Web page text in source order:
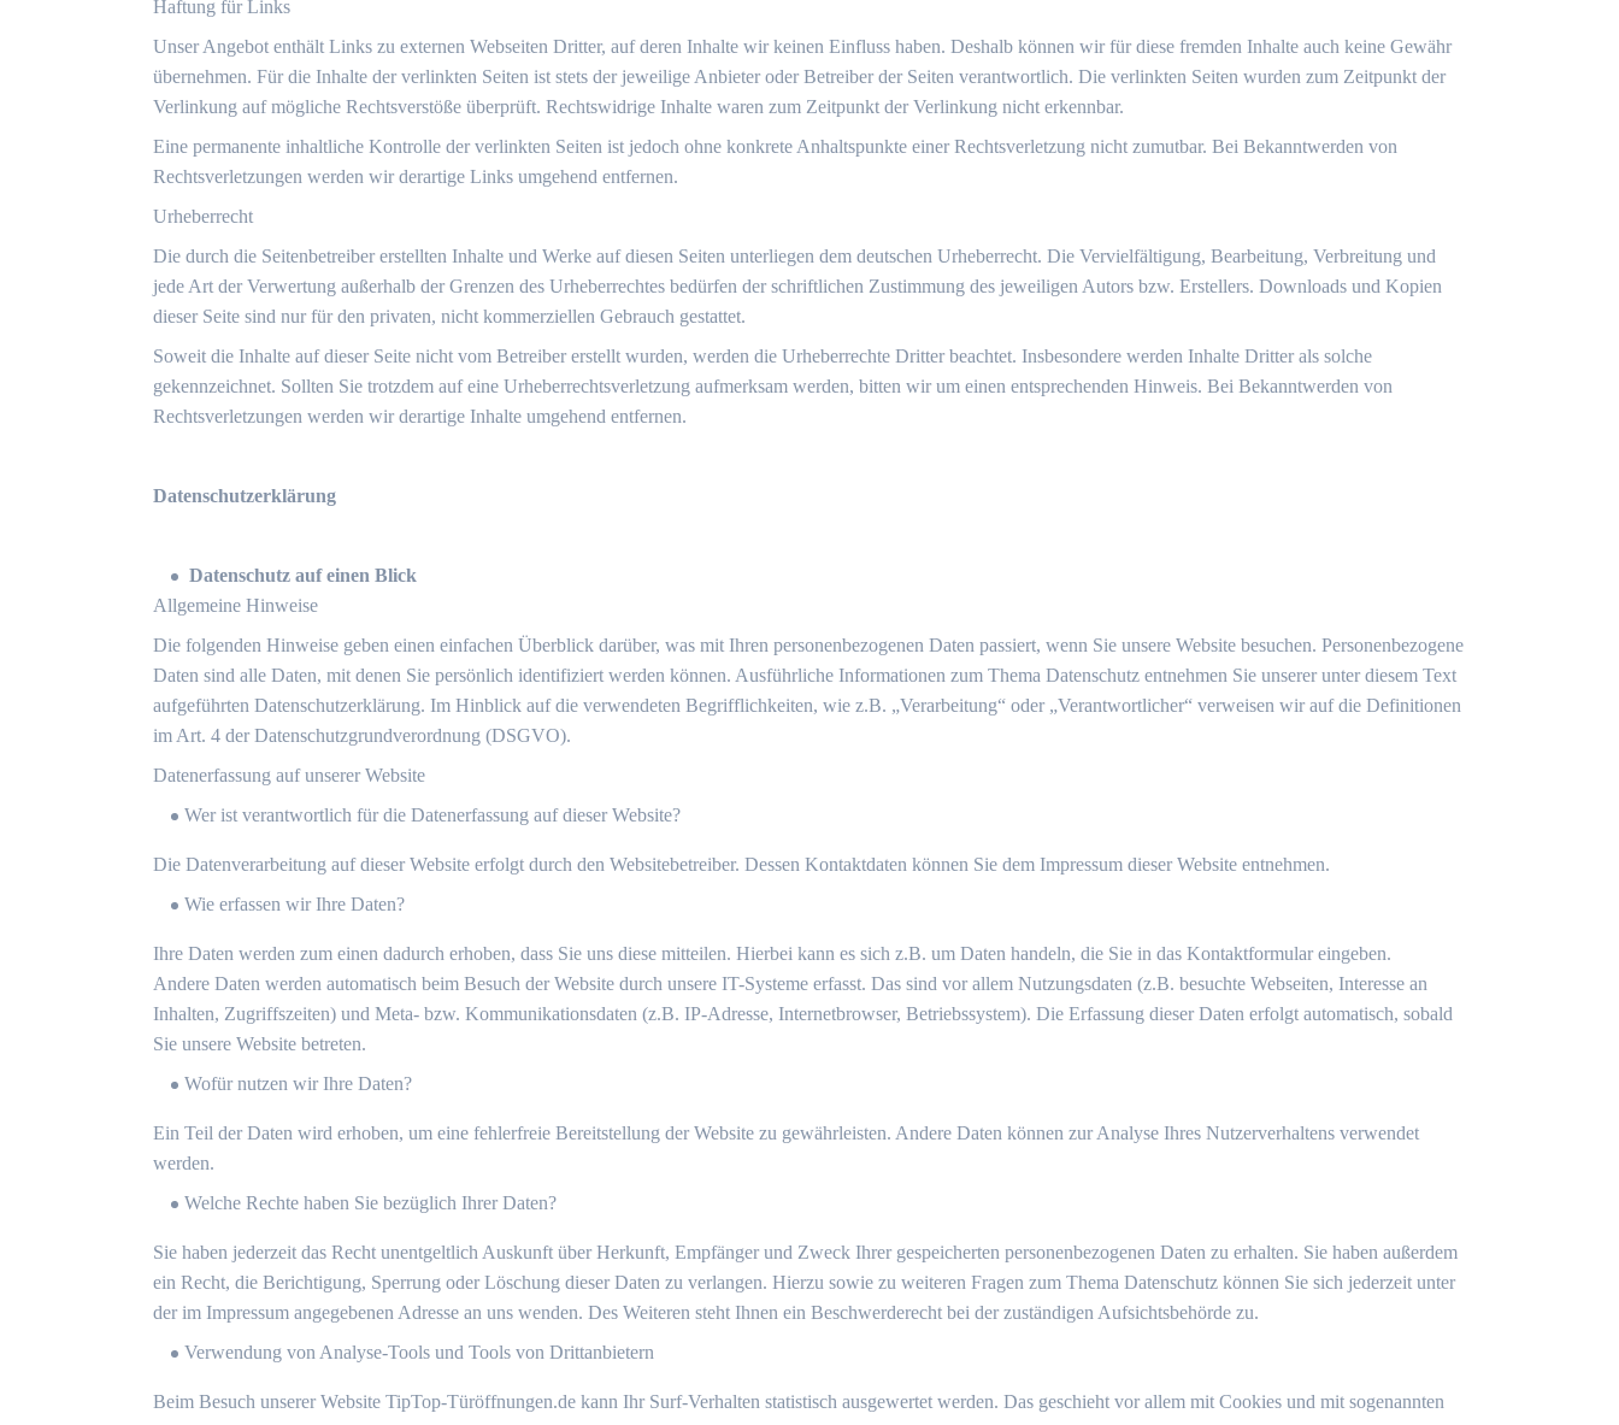
Haftung für Links
Unser Angebot enthält Links zu externen Webseiten Dritter, auf deren Inhalte wir keinen Einfluss haben. Deshalb können wir für diese fremden Inhalte auch keine Gewähr
übernehmen. Für die Inhalte der verlinkten Seiten ist stets der jeweilige Anbieter oder Betreiber der Seiten verantwortlich. Die verlinkten Seiten wurden zum Zeitpunkt der
Verlinkung auf mögliche Rechtsverstöße überprüft. Rechtswidrige Inhalte waren zum Zeitpunkt der Verlinkung nicht erkennbar.
Eine permanente inhaltliche Kontrolle der verlinkten Seiten ist jedoch ohne konkrete Anhaltspunkte einer Rechtsverletzung nicht zumutbar. Bei Bekanntwerden von
Rechtsverletzungen werden wir derartige Links umgehend entfernen.
Urheberrecht
Die durch die Seitenbetreiber erstellten Inhalte und Werke auf diesen Seiten unterliegen dem deutschen Urheberrecht. Die Vervielfältigung, Bearbeitung, Verbreitung und
jede Art der Verwertung außerhalb der Grenzen des Urheberrechtes bedürfen der schriftlichen Zustimmung des jeweiligen Autors bzw. Erstellers. Downloads und Kopien
dieser Seite sind nur für den privaten, nicht kommerziellen Gebrauch gestattet.
Soweit die Inhalte auf dieser Seite nicht vom Betreiber erstellt wurden, werden die Urheberrechte Dritter beachtet. Insbesondere werden Inhalte Dritter als solche
gekennzeichnet. Sollten Sie trotzdem auf eine Urheberrechtsverletzung aufmerksam werden, bitten wir um einen entsprechenden Hinweis. Bei Bekanntwerden von
Rechtsverletzungen werden wir derartige Inhalte umgehend entfernen.
Datenschutzerklärung
Datenschutz auf einen Blick
Allgemeine Hinweise
Die folgenden Hinweise geben einen einfachen Überblick darüber, was mit Ihren personenbezogenen Daten passiert, wenn Sie unsere Website besuchen. Personenbezogene
Daten sind alle Daten, mit denen Sie persönlich identifiziert werden können. Ausführliche Informationen zum Thema Datenschutz entnehmen Sie unserer unter diesem Text
aufgeführten Datenschutzerklärung. Im Hinblick auf die verwendeten Begrifflichkeiten, wie z.B. „Verarbeitung“ oder „Verantwortlicher“ verweisen wir auf die Definitionen
im Art. 4 der Datenschutzgrundverordnung (DSGVO).
Datenerfassung auf unserer Website
Wer ist verantwortlich für die Datenerfassung auf dieser Website?
Die Datenverarbeitung auf dieser Website erfolgt durch den Websitebetreiber. Dessen Kontaktdaten können Sie dem Impressum dieser Website entnehmen.
Wie erfassen wir Ihre Daten?
Ihre Daten werden zum einen dadurch erhoben, dass Sie uns diese mitteilen. Hierbei kann es sich z.B. um Daten handeln, die Sie in das Kontaktformular eingeben.
Andere Daten werden automatisch beim Besuch der Website durch unsere IT-Systeme erfasst. Das sind vor allem Nutzungsdaten (z.B. besuchte Webseiten, Interesse an
Inhalten, Zugriffszeiten) und Meta- bzw. Kommunikationsdaten (z.B. IP-Adresse, Internetbrowser, Betriebssystem). Die Erfassung dieser Daten erfolgt automatisch, sobald
Sie unsere Website betreten.
Wofür nutzen wir Ihre Daten?
Ein Teil der Daten wird erhoben, um eine fehlerfreie Bereitstellung der Website zu gewährleisten. Andere Daten können zur Analyse Ihres Nutzerverhaltens verwendet
werden.
Welche Rechte haben Sie bezüglich Ihrer Daten?
Sie haben jederzeit das Recht unentgeltlich Auskunft über Herkunft, Empfänger und Zweck Ihrer gespeicherten personenbezogenen Daten zu erhalten. Sie haben außerdem
ein Recht, die Berichtigung, Sperrung oder Löschung dieser Daten zu verlangen. Hierzu sowie zu weiteren Fragen zum Thema Datenschutz können Sie sich jederzeit unter
der im Impressum angegebenen Adresse an uns wenden. Des Weiteren steht Ihnen ein Beschwerderecht bei der zuständigen Aufsichtsbehörde zu.
Verwendung von Analyse-Tools und Tools von Drittanbietern
Beim Besuch unserer Website TipTop-Türöffnungen.de kann Ihr Surf-Verhalten statistisch ausgewertet werden. Das geschieht vor allem mit Cookies und mit sogenannten